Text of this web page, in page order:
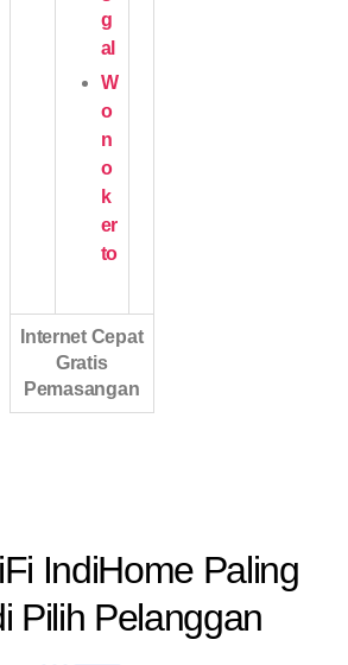
g
al
W
o
n
o
k
er
to
Internet Cepat
Gratis
Pemasangan
IndiHome Paling
Pilih Pelanggan